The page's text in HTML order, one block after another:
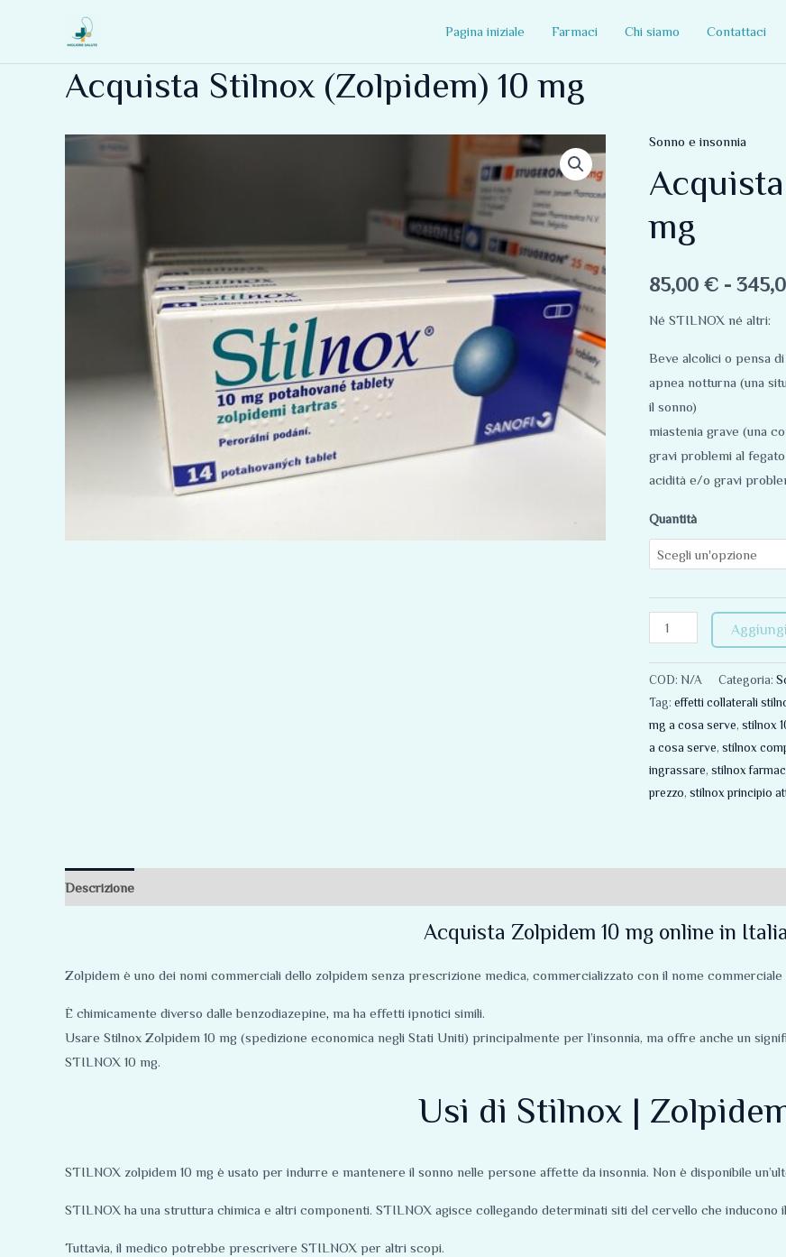
contenuto
Pagina iniziale Farmaci Chi siamo Contattaci
Acquista Stilnox (Zolpidem) 10 mg
Sonno e insonnia
mg
85,00 € -
Né STILNOX né altri:
Beve alcolici o pensa
apnea notturna (una
il sonno)
miastenia grave (una
gravi problemi al fegato
acidità e/o gravi
Quantità
Acquista
Stilnox
(Zolpidem)
10
mg
COD: N/A Categoria:
Tag: effetti collaterali
mg a cosa serve, stilnox
a cosa serve, stilnox
ingrassare, stilnox
prezzo, stilnox principio
Descrizione
Acquista Zolpidem 10 mg online in Italia
Zolpidem è uno dei nomi commerciali dello zolpidem senza prescrizione medica, commercializzato con il nome commerciale
È chimicamente diverso dalle benzodiazepine, ma ha effetti ipnotici simili.
Usare Stilnox Zolpidem 10 mg (spedizione economica negli Stati Uniti) principalmente per l’insonnia, ma offre anche un
STILNOX 10 mg.
Usi di Stilnox |
STILNOX zolpidem 10 mg è usato per indurre e mantenere il sonno nelle persone affette da insonnia. Non è disponibile
STILNOX ha una struttura chimica e altri componenti. STILNOX agisce collegando determinati siti del cervello che inducono
Tuttavia, il medico potrebbe prescrivere STILNOX per altri scopi.